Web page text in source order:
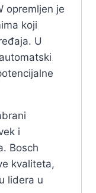
opremljen je
koji
U
i
Bosch
kvaliteta,
lidera u